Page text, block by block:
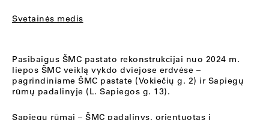
Svetainės medis
Pasibaigus ŠMC pastato rekonstrukcijai nuo 2024 m.
liepos ŠMC veiklą vykdo dviejose erdvėse –
pagrindiniame ŠMC pastate (Vokiečių g. 2) ir Sapiegų
rūmų padalinyje (L. Sapiegos g. 13).
Sapiegų rūmai – ŠMC padalinys, orientuotas į